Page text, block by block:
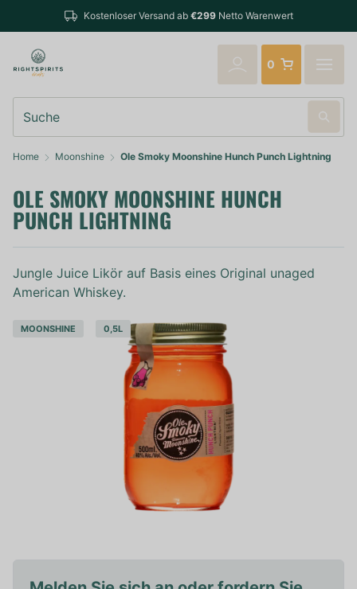
Netto Warenwert
verschickt
0
Home Moonshine Ole Smoky Moonshine Hunch Punch Lightning
OLE SMOKY MOONSHINE HUNCH
PUNCH LIGHTNING
Jungle Juice Likör auf Basis eines Original unaged
American Whiskey.
MOONSHINE 0,5L